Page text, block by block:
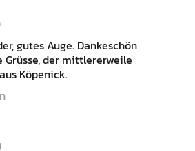
gutes Auge. Dankeschön
Grüsse, der mittlererweile
Köpenick.